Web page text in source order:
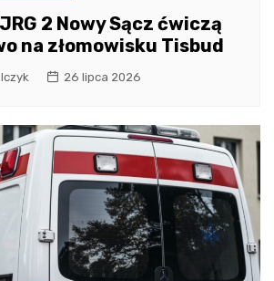
2 Nowy Sącz ćwiczą
na złomowisku Tisbud
26 lipca 2026